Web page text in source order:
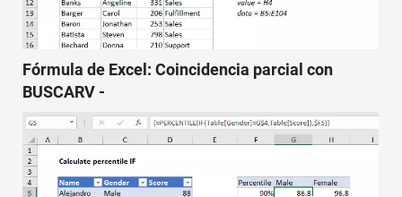
Fórmula de Excel: Coincidencia parcial con
BUSCARV -